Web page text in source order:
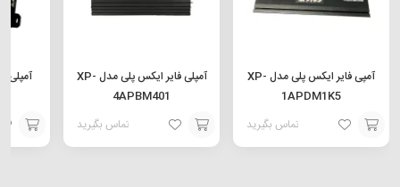
آمپی فایر ایکس پلی مدل XP-
1APDM1K5
تماس بگیرید
افزودن
آمپلی فایر ایکس پلی مدل XP-
4APBM401
تماس بگیرید
افزودن
افزودن